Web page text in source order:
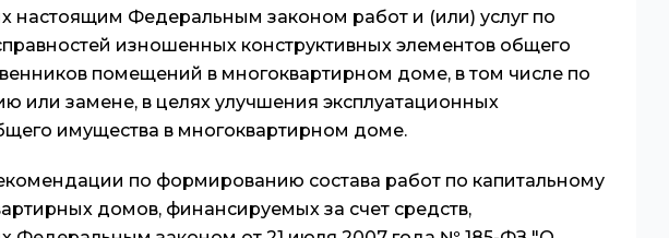
настоящим Федеральным законом работ и (или) услуг по
изношенных конструктивных элементов общего
помещений в многоквартирном доме, в том числе по
или замене, в целях улучшения эксплуатационных
имущества в многоквартирном доме.
по формированию состава работ по капитальному
домов, финансируемых за счет средств,